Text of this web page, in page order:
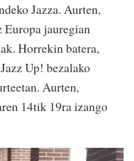
Jazza. Aurten,
jauregian
Horrekin batera,
Up! bezalako
Aurten,
14tik 19ra izango